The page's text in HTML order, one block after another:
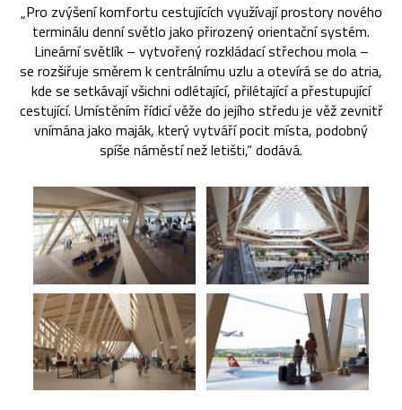
„Pro zvýšení komfortu cestujících využívají prostory nového
terminálu denní světlo jako přirozený orientační systém.
Lineární světlík – vytvořený rozkládací střechou mola –
se rozšiřuje směrem k centrálnímu uzlu a otevírá se do atria,
kde se setkávají všichni odlétající, přilétající a přestupující
cestující. Umístěním řídicí věže do jejího středu je věž zevnitř
vnímána jako maják, který vytváří pocit místa, podobný
spíše náměstí než letišti,“ dodává.